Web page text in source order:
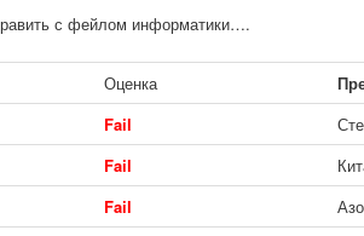
с фейлом информатики….
Оценка
Fail
Fail
Fail